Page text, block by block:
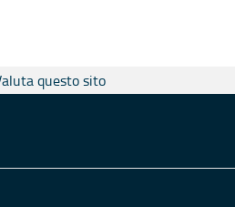
questo sito